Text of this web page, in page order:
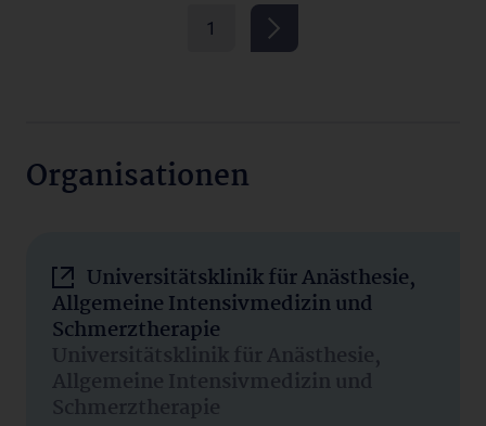
1
Organisationen
Universitätsklinik für Anästhesie,
Allgemeine Intensivmedizin und
Schmerztherapie
Universitätsklinik für Anästhesie,
Allgemeine Intensivmedizin und
Schmerztherapie